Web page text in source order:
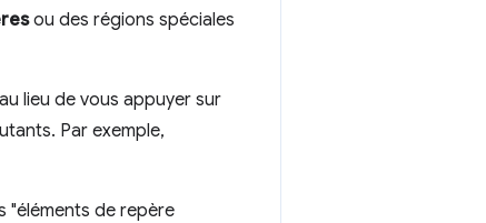
ou des régions spéciales
lieu de vous appuyer sur
Par exemple,
"éléments de repère